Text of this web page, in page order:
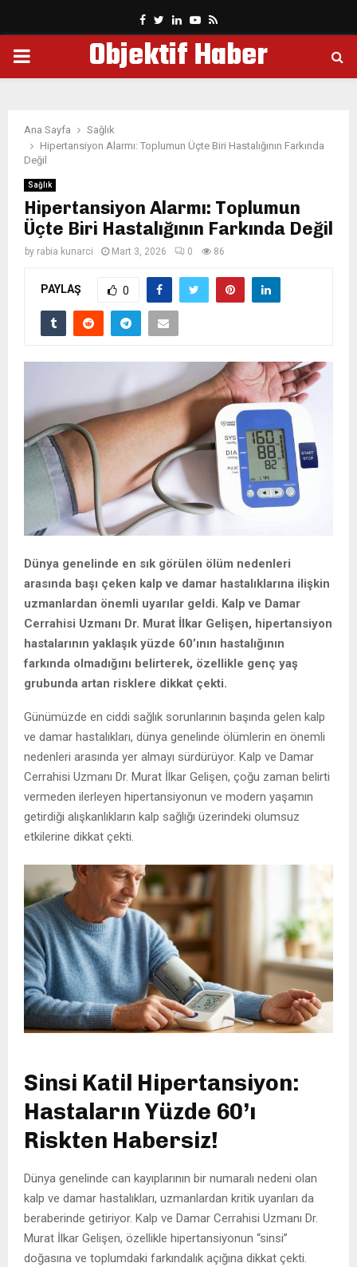
Facebook
Twitter
LinkedinYoutube
Rss
PRIMARYObjektif Haber
Ana Sayfa
Sağlık
Hipertansiyon Alarmı: Toplumun Üçte Biri Hastalığının Farkında
Değil
Sağlık
Hipertansiyon Alarmı: Toplumun
Üçte Biri Hastalığının Farkında Değil
by rabia kunarci Mart 3, 2026 0 86
PAYLAŞ 0
Dünya genelinde en sık görülen ölüm nedenleri
arasında başı çeken kalp ve damar hastalıklarına ilişkin
uzmanlardan önemli uyarılar geldi. Kalp ve Damar
Cerrahisi Uzmanı Dr. Murat İlkar Gelişen, hipertansiyon
hastalarının yaklaşık yüzde 60’ının hastalığının
farkında olmadığını belirterek, özellikle genç yaş
grubunda artan risklere dikkat çekti.
Günümüzde en ciddi sağlık sorunlarının başında gelen kalp
ve damar hastalıkları, dünya genelinde ölümlerin en önemli
nedenleri arasında yer almayı sürdürüyor. Kalp ve Damar
Cerrahisi Uzmanı Dr. Murat İlkar Gelişen, çoğu zaman belirti
vermeden ilerleyen hipertansiyonun ve modern yaşamın
getirdiği alışkanlıkların kalp sağlığı üzerindeki olumsuz
etkilerine dikkat çekti.
Sinsi Katil Hipertansiyon:
Hastaların Yüzde 60’ı
Riskten Habersiz!
Dünya genelinde can kayıplarının bir numaralı nedeni olan
kalp ve damar hastalıkları, uzmanlardan kritik uyarıları da
beraberinde getiriyor. Kalp ve Damar Cerrahisi Uzmanı Dr.
Murat İlkar Gelişen, özellikle hipertansiyonun “sinsi”
doğasına ve toplumdaki farkındalık açığına dikkat çekti.